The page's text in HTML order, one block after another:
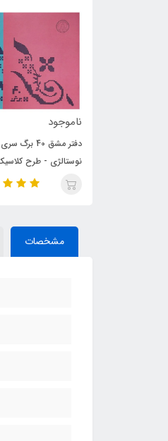
10٪
ناموجود
دفتر یادداشت نوستالژی
مشخصات